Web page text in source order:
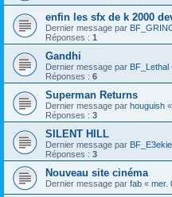
enfin les sfx de k 2000
Dernier message par
Réponses : 1
Gandhi
Dernier message par BF_Lethal
Réponses : 6
Superman Returns
Dernier message par houguish «
Réponses : 3
SILENT HILL
Dernier message par
Réponses : 3
Nouveau site cinéma
Dernier message par fab « mer.